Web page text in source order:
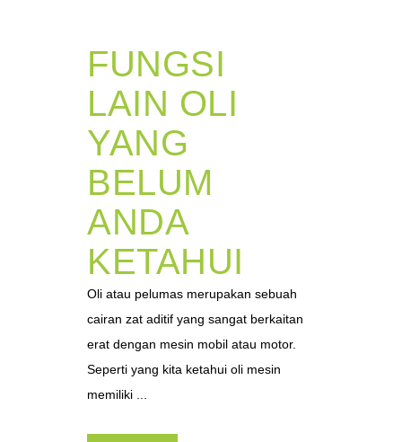
FUNGSI
LAIN OLI
YANG
BELUM
ANDA
KETAHUI
Oli atau pelumas merupakan sebuah
cairan zat aditif yang sangat berkaitan
erat dengan mesin mobil atau motor.
Seperti yang kita ketahui oli mesin
memiliki ...